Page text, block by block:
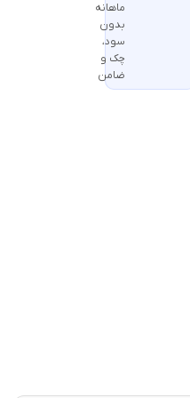
ماهانه
بدون
سود،
چک و
ضامن